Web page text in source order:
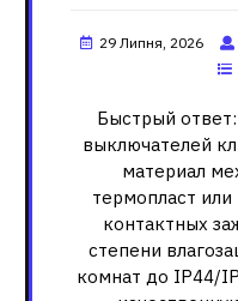
29 Липня, 2026
Быстрый
выключателей
материал
термопласт
контактных
степени
комнат до IP44/